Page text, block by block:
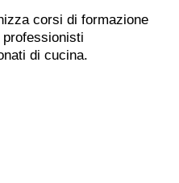
corsi di formazione
di cucina.